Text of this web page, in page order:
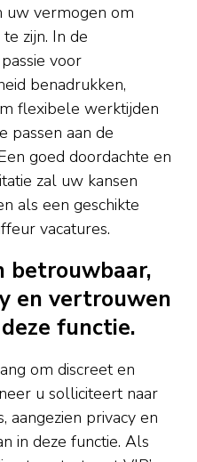
uw vermogen om
zijn. In de
voor
benadrukken,
flexibele werktijden
passen aan de
goed doordachte en
zal uw kansen
als een geschikte
vacatures.
betrouwbaar,
en vertrouwen
functie.
om discreet en
u solliciteert naar
aangezien privacy en
in deze functie. Als